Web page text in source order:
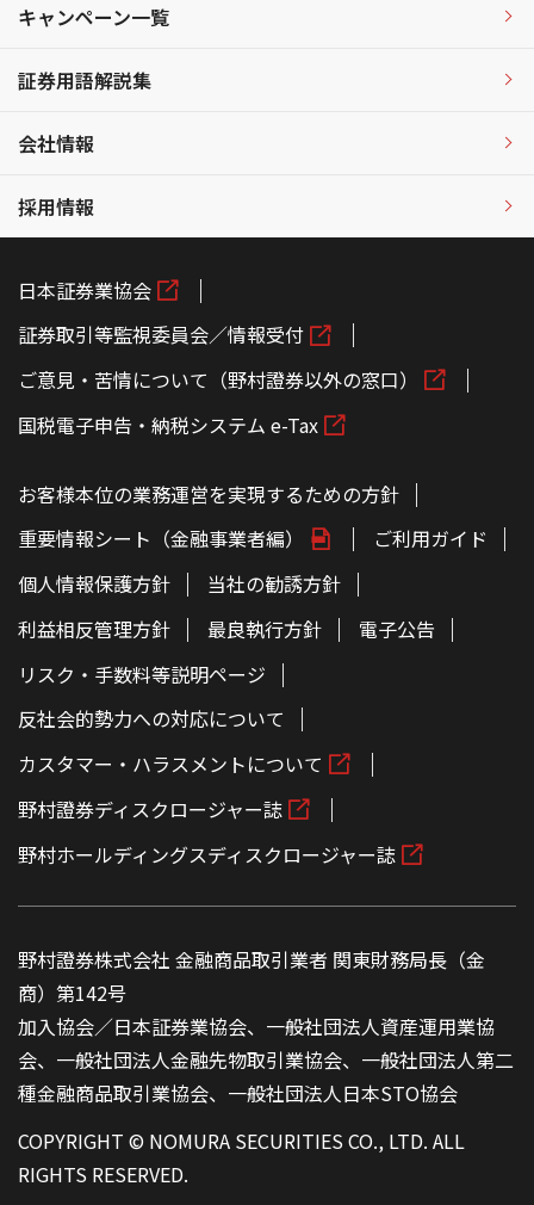
キャンペーン一覧
証券用語解説集
会社情報
採用情報
日本証券業協会
証券取引等監視委員会／情報受付
ご意見・苦情について（野村證券以外の窓口）
国税電子申告・納税システム e-Tax
お客様本位の業務運営を実現するための方針
重要情報シート（金融事業者編）
ご利用ガイド
個人情報保護方針
当社の勧誘方針
利益相反管理方針
最良執行方針
電子公告
リスク・手数料等説明ページ
反社会的勢力への対応について
カスタマー・ハラスメントについて
野村證券ディスクロージャー誌
野村ホールディングスディスクロージャー誌
野村證券株式会社 金融商品取引業者 関東財務局長（金
商）第142号
加入協会／日本証券業協会、一般社団法人資産運用業協
会、一般社団法人金融先物取引業協会、一般社団法人第二
種金融商品取引業協会、一般社団法人日本STO協会
COPYRIGHT © NOMURA SECURITIES CO., LTD. ALL
RIGHTS RESERVED.